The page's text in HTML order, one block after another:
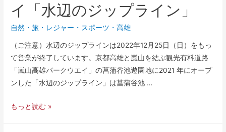
イ「水辺のジップライン」
自然 ・旅・レジャー ・ スポーツ ・高雄
（ご注意）水辺のジップラインは2022年12月25日（日）をもっ
て営業が終了しています。京都高雄と嵐山を結ぶ観光有料道路
「嵐山高雄パークウエイ」の菖蒲谷池遊園地に2021 年にオープ
ンした「水辺のジップライン」は菖蒲谷池 …
もっと読む »